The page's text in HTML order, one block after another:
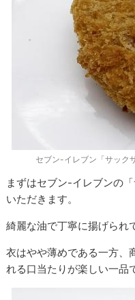
セブン-イレブン「サック
まずはセブン-イレブンの
いただきます。
綺麗な油で丁寧に揚げられ
衣はやや薄めである一方、
れる口当たりが楽しい一品